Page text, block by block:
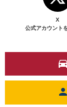
X
公式アカウント